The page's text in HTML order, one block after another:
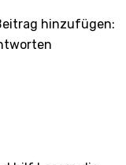
hinzufügen: